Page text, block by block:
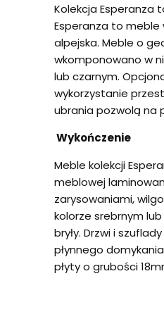
Kolekcja Esperanza
Esperanza to
alpejska. Meble o
wkomponowano w
lub czarnym.
wykorzystanie
ubrania pozwolą na
Wykończenie
Meble kolekcji
meblowej
zarysowaniami,
kolorze srebrnym
bryły. Drzwi i
płynnego
płyty o grubości